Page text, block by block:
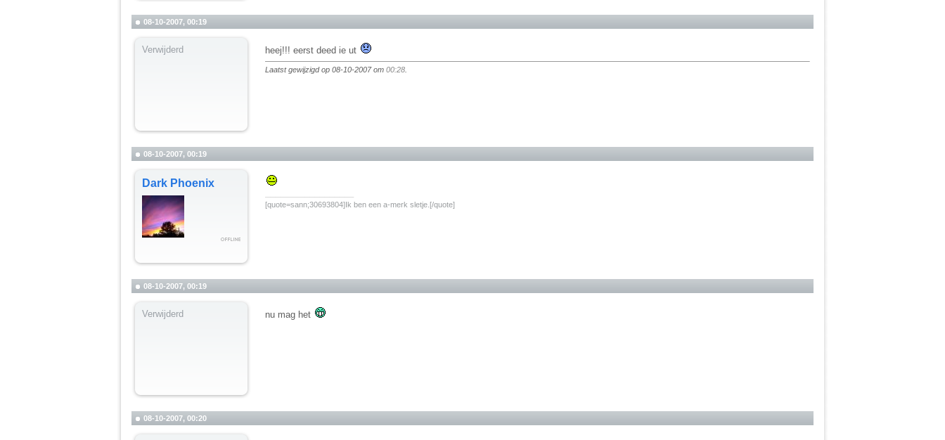
08-10-2007, 00:19
Verwijderd heej!!! eerst deed ie ut
Laatst gewijzigd op 08-10-2007 om 00:28
08-10-2007, 00:19
Dark Phoenix
[quote=sann;30693804]Ik ben een a-merk sletje.[/quote]
08-10-2007, 00:19
Verwijderd nu mag het
08-10-2007, 00:20